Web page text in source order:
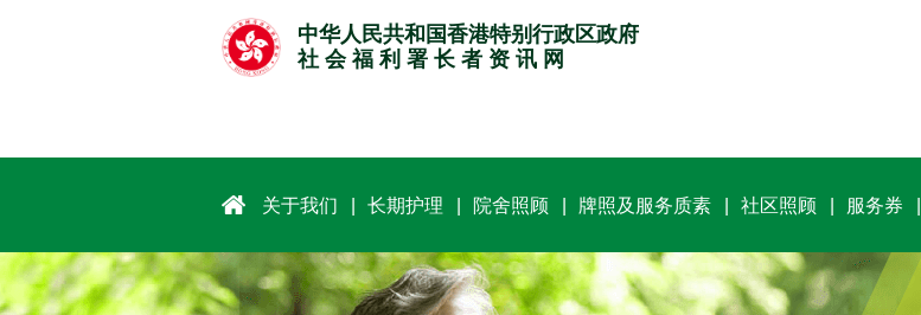
中华人民共和国香港特别行政区政府
社 会 福 利 署 长 者 资 讯 网
关于我们 长期护理 院舍照顾 牌照及服务质素 社区照顾 服务券